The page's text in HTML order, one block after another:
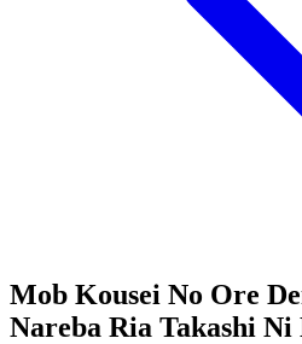
Mob Kousei No Ore
Nareba Ria Takashi Ni